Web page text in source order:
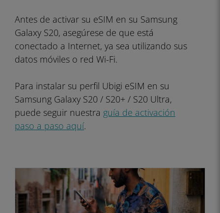
Antes de activar su eSIM en su Samsung
Galaxy S20, asegúrese de que está
conectado a Internet, ya sea utilizando sus
datos móviles o red Wi-Fi.
Para instalar su perfil Ubigi eSIM en su
Samsung Galaxy S20 / S20+ / S20 Ultra,
puede seguir nuestra guía de activación
paso a paso aquí.